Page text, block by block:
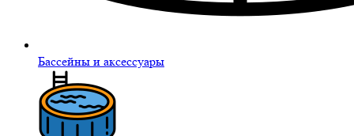
Бассейны и аксессуары